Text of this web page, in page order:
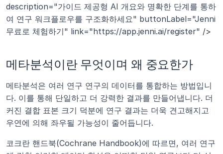
description="가이드 제공형 AI 개요와 명확한 단계를 통하
여 연구 워크플로우를 구조화하세요" buttonLabel="Jenni
무료로 체험하기" link="https://app.jenni.ai/register" />
메타분석이란 무엇이며 왜 중요한가
메타분석은 여러 연구 연구의 데이터를 통합하는 방법입니
다. 이를 통해 단일하고 더 강력한 결과를 만들어냅니다. 더
커진 결합 표본 크기 덕분에 연구 결과는 더욱 견고해지고
우연에 의해 좌우될 가능성이 줄어듭니다.
코크란 핸드북(Cochrane Handbook)에 따르면, 여러 연구